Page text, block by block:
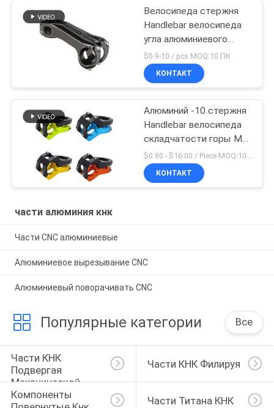
Велосипеда стержня
Handlebar велосипеда
угла алюминиевого
сплава части
регулируемого
задействуя
$0.9-10 / pcs MOQ:10 ПК
КОНТАКТ
Алюминий -10 стержня
Handlebar велосипеда
складчатости горы Mtb
дороги Aliminum
КОНТАКТ
части алюминия кнк
Части CNC алюминиевые
Алюминиевое вырезывание CNC
Алюминиевый поворачивать CNC
Популярные категории Все
Части КНК
Подвергая
Механической
Обработке
Части КНК Филируя
Компоненты
Части Титана КНК